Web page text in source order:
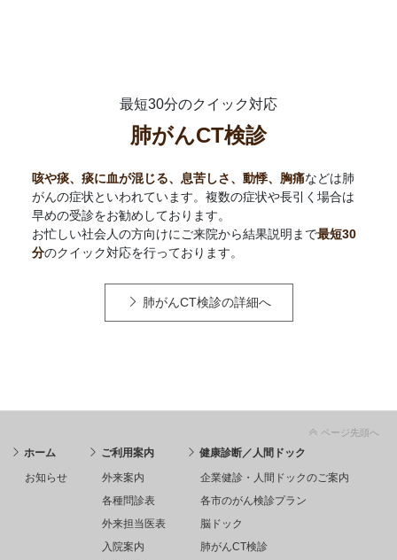
最短30分のクイック対応
肺がんCT検診
咳や痰、痰に血が混じる、息苦しさ、動悸、胸痛などは肺
がんの症状といわれています。複数の症状や長引く場合は
早めの受診をお勧めしております。
お忙しい社会人の方向けにご来院から結果説明まで最短30
分のクイック対応を行っております。
肺がんCT検診の詳細へ
ページ先頭へ
ホーム
お知らせ
ご利用案内
外来案内
各種問診表
外来担当医表
入院案内
健康診断／人間ドック
企業健診・人間ドックのご案内
各市のがん検診プラン
脳ドック
肺がんCT検診